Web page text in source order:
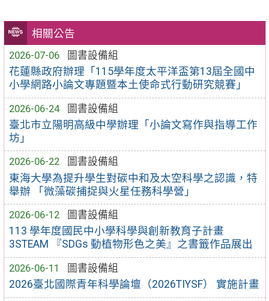
相關公告
2026-07-06
圖書設備組
花蓮縣政府辦理「115學年度太平洋盃第13屆全國中
小學網路小論文專題暨本土使命式行動研究競賽」
2026-06-24
圖書設備組
臺北市立陽明高級中學辦理「小論文寫作與指導工作
坊」
2026-06-22
圖書設備組
東海大學為提升學生對碳中和及太空科學之認識，特
舉辦 「微藻碳捕捉與火星任務科學營」
2026-06-12
圖書設備組
113 學年度國民中小學科學與創新教育子計畫
3STEAM 『SDGs 動植物形色之美』之書籤作品展出
2026-06-11
圖書設備組
2026臺北國際青年科學論壇（2026TIYSF） 實施計畫